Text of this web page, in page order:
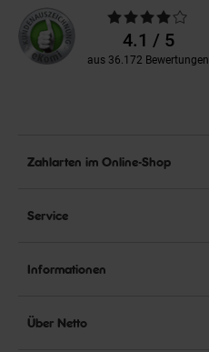
Durchschnittliche
Bewertungen4.1 / 5
aus 36.172 Bewertungen
Zahlarten im Online-Shop
Service
Informationen
Über Netto